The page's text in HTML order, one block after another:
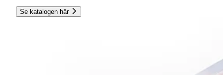
Se katalogen här